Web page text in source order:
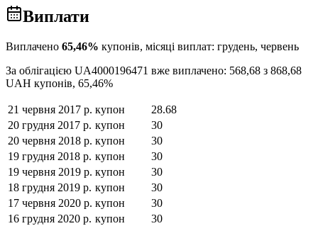
Виплати
Виплачено 65,46% купонів, місяці виплат: грудень, червень
За облігацією UA4000196471 вже виплачено: 568,68 з 868,68
UAH купонів, 65,46%
21 червня 2017 р. купон
28.68
20 грудня 2017 р. купон
30
20 червня 2018 р. купон
30
19 грудня 2018 р. купон
30
19 червня 2019 р. купон
30
18 грудня 2019 р. купон
30
17 червня 2020 р. купон
30
16 грудня 2020 р. купон
30